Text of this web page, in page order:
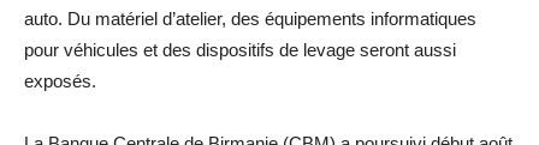
auto. Du matériel d’atelier, des équipements informatiques
pour véhicules et des dispositifs de levage seront aussi
exposés.